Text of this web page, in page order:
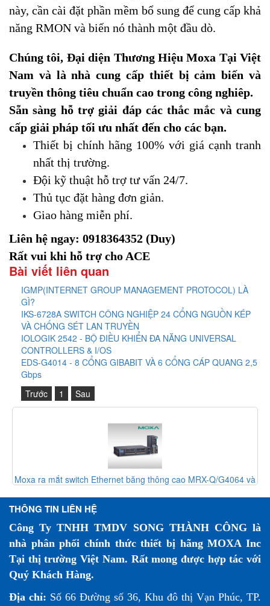
này, cần cài đặt phần mềm bổ sung để cung cấp khả
năng RMON và biến nó thành một đầu dò.
Chúng tôi, Đại diện Thương Hiệu Moxa Tại Việt
Nam và là nhà cung cấp thiết bị cảm biến và
truyền thông tiêu chuẩn cao trong công nghiêp.
Sẵn sàng hỗ trợ giải đáp các thắc mắc và cung
cấp giải pháp tối ưu nhất đến cho các bạn.
Thiết bị chính hãng 100% với giá cạnh tranh
nhất thị trường.
Đội kỹ thuật hỗ trợ tư vấn 24/7.
Thủ tục đặt hàng đơn giản.
Giao hàng miễn phí.
Liên hệ ngay: 0918364352 (Duy)
Rất vui khi hỗ trợ cho ACE
Bài viết liên quan
IGMP(INTERNET GROUP MANAGEMENT PROTOCOL) LÀ
GÌ?
IKS-6728A SWITCH CÔNG NGHIỆP 24 CỔNG NGUỒN KÉP
VÀ CHỐNG SÉT LAN TRUYỀN
IOLOGIK 2542 - BỘ ĐIỀU KHIỂN ĐA NĂNG UNIVERSAL
CONTROLLERS & I/OS
EDS-G4014 - 8 CỔNG GIBABIT VÀ 6 CỔNG CÁP QUANG 2,5
Gbps
Trước
1 Sau
Moxa ra mắt switch Ethernet băng thông cao MRX-Q/G4064 và
THÔNG TIN LIÊN HỆ
Công Ty TNHH TMDV SONG THÀNH CÔNG là
nhà phân phối chính thức thiết bị hãng MOXA Inc
Tại thị trường Việt Nam. Rất mong được hợp tác với
Quý Khách Hàng.
Địa chỉ: Số 66 Đường số 36, Khu đô thị Vạn Phúc, TP.